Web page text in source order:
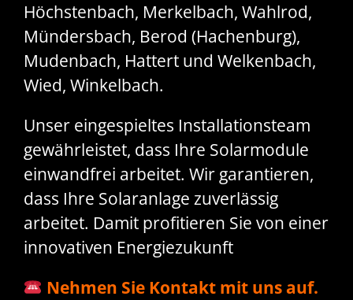
Höchstenbach, Merkelbach, Wahlrod,
Mündersbach, Berod (Hachenburg),
Mudenbach, Hattert und Welkenbach,
Wied, Winkelbach.
Unser eingespieltes Installationsteam
gewährleistet, dass Ihre Solarmodule
einwandfrei arbeitet. Wir garantieren,
dass Ihre Solaranlage zuverlässig
arbeitet. Damit profitieren Sie von einer
innovativen Energiezukunft
Nehmen Sie Kontakt mit uns auf.